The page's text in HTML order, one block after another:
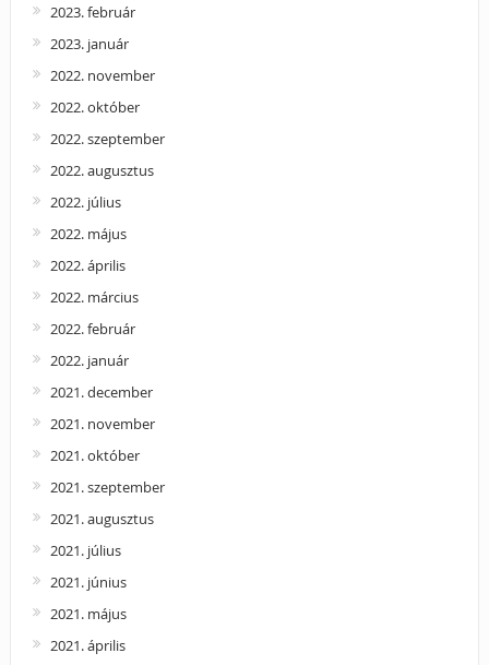
2023. február
2023. január
2022. november
2022. október
2022. szeptember
2022. augusztus
2022. július
2022. május
2022. április
2022. március
2022. február
2022. január
2021. december
2021. november
2021. október
2021. szeptember
2021. augusztus
2021. július
2021. június
2021. május
2021. április